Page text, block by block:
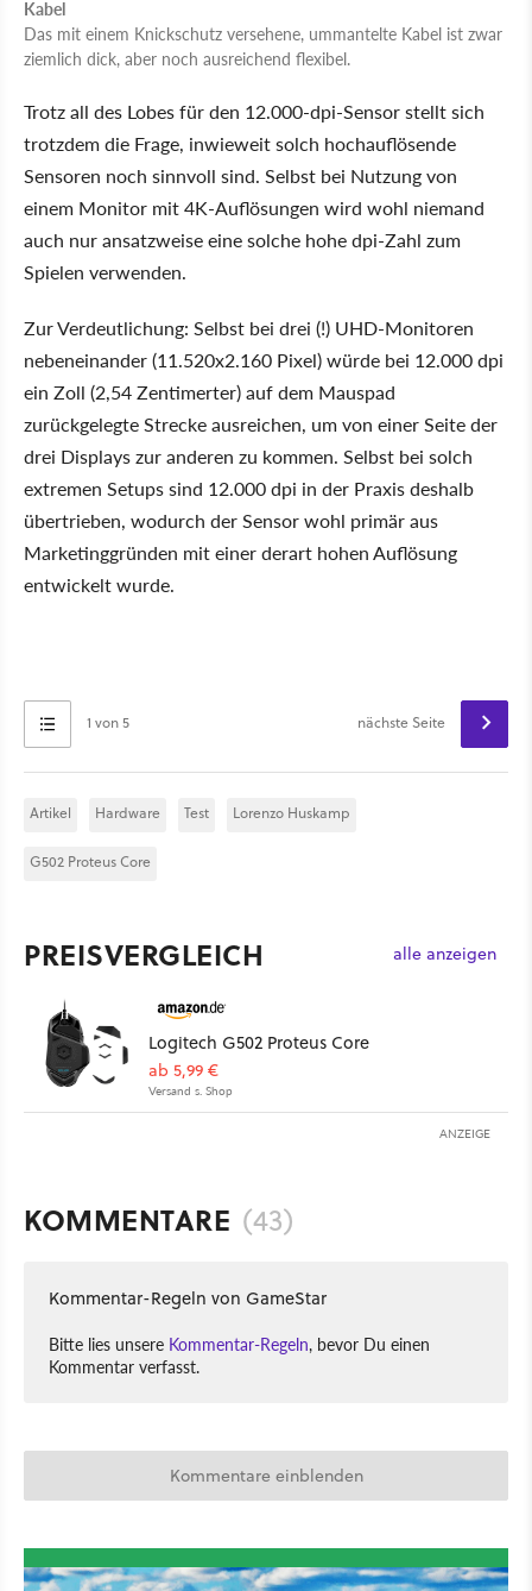
Kabel
Das mit einem Knickschutz versehene, ummantelte Kabel ist zwar
ziemlich dick, aber noch ausreichend flexibel.
Trotz all des Lobes für den 12.000-dpi-Sensor stellt sich
trotzdem die Frage, inwieweit solch hochauflösende
Sensoren noch sinnvoll sind. Selbst bei Nutzung von
einem Monitor mit 4K-Auflösungen wird wohl niemand
auch nur ansatzweise eine solche hohe dpi-Zahl zum
Spielen verwenden.
Zur Verdeutlichung: Selbst bei drei (!) UHD-Monitoren
nebeneinander (11.520x2.160 Pixel) würde bei 12.000 dpi
ein Zoll (2,54 Zentimerter) auf dem Mauspad
zurückgelegte Strecke ausreichen, um von einer Seite der
drei Displays zur anderen zu kommen. Selbst bei solch
extremen Setups sind 12.000 dpi in der Praxis deshalb
übertrieben, wodurch der Sensor wohl primär aus
Marketinggründen mit einer derart hohen Auflösung
entwickelt wurde.
1 von 5 nächste Seite
Artikel Hardware Test Lorenzo Huskamp
G502 Proteus Core
PREISVERGLEICH alle anzeigen
Logitech G502 Proteus Core
ab 5,99 €
Versand s. Shop
ANZEIGE
KOMMENTARE (43)
Kommentar-Regeln von GameStar
Bitte lies unsere Kommentar-Regeln, bevor Du einen
Kommentar verfasst.
Kommentare einblenden